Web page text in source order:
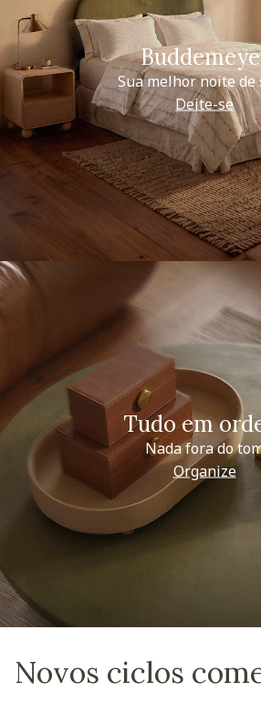
Sua melhor noite de
Deite-se
Tudo em
Nada fora do
Organize
Novos ciclos